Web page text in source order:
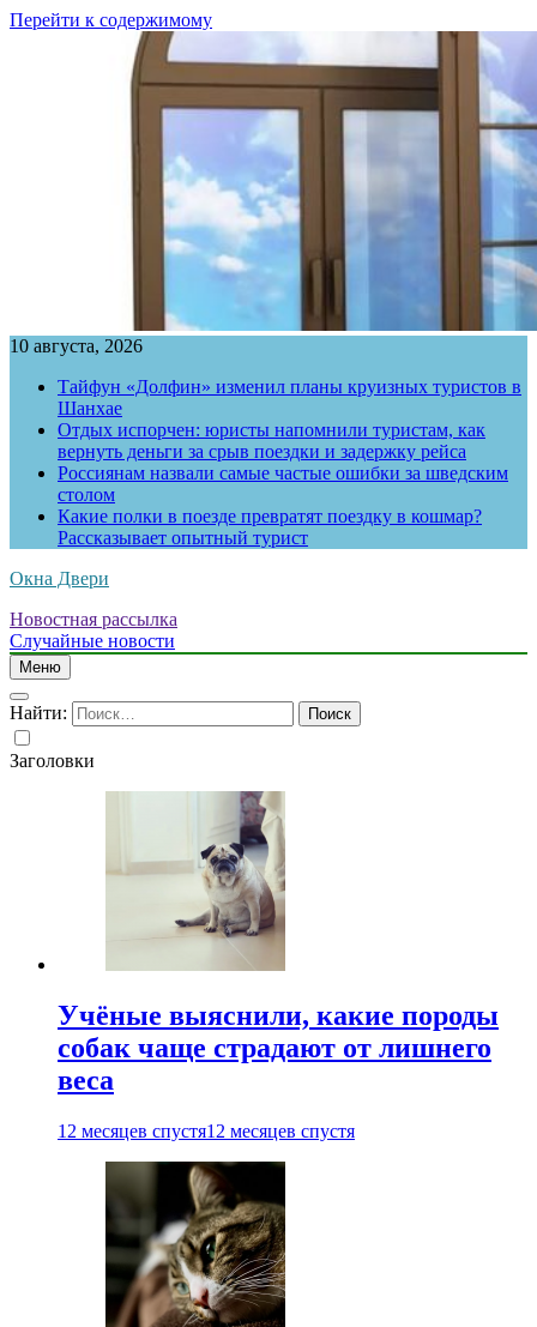
Перейти к содержимому
10 августа, 2026
Тайфун «Долфин» изменил планы круизных туристов в
Шанхае
Отдых испорчен: юристы напомнили туристам, как
вернуть деньги за срыв поездки и задержку рейса
Россиянам назвали самые частые ошибки за шведским
столом
Какие полки в поезде превратят поездку в кошмар?
Рассказывает опытный турист
Окна Двери
Новостная рассылка
Случайные новости
Меню
Найти:
Заголовки
Учёные выяснили, какие породы
собак чаще страдают от лишнего
веса
12 месяцев спустя12 месяцев спустя